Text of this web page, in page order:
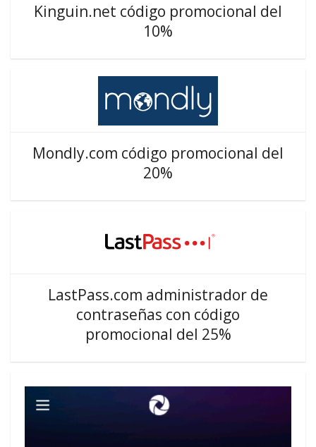
Kinguin.net código promocional del
10%
Mondly.com código promocional del
20%
LastPass.com administrador de
contraseñas con código
promocional del 25%